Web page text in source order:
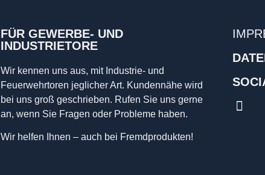
FÜR GEWERBE- UND
INDUSTRIETORE
Wir kennen uns aus, mit Industrie- und
Feuerwehrtoren jeglicher Art. Kundennähe wird
bei uns groß geschrieben. Rufen Sie uns gerne
an, wenn Sie Fragen oder Probleme haben.
Wir helfen Ihnen – auch bei Fremdprodukten!